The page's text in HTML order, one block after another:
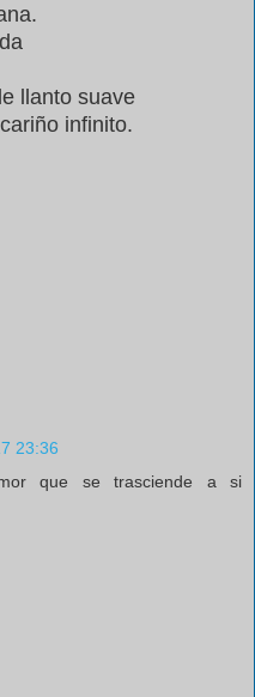
llanto suave
infinito.
23:36
que se trasciende a si